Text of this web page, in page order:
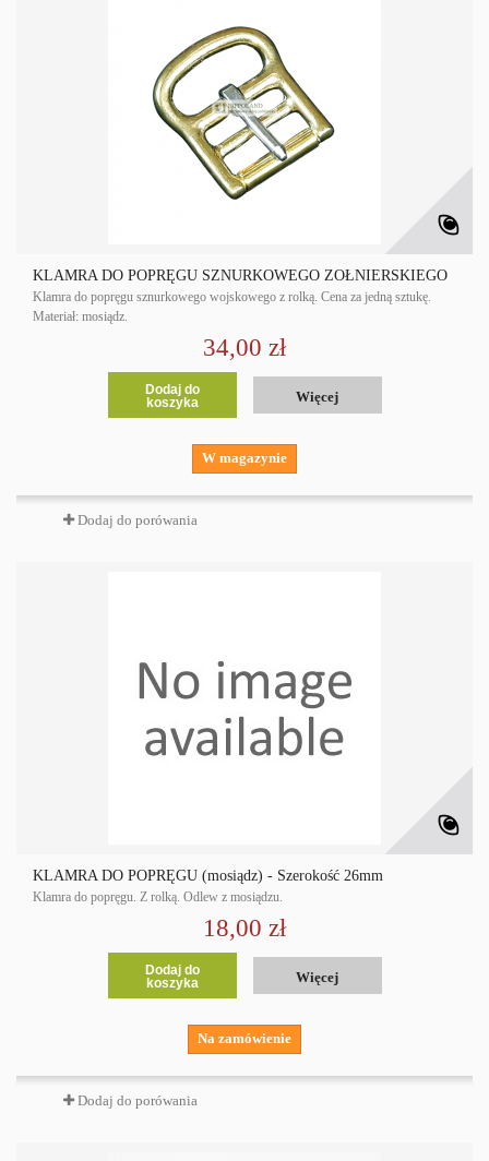
KLAMRA DO POPRĘGU SZNURKOWEGO ŻOŁNIERSKIEGO
Klamra do popręgu sznurkowego wojskowego z rolką. Cena za jedną sztukę.
Materiał: mosiądz.
34,00 zł
Dodaj do
koszyka
Więcej
W magazynie
Dodaj do porówania
KLAMRA DO POPRĘGU (mosiądz) - Szerokość 26mm
Klamra do popręgu. Z rolką. Odlew z mosiądzu.
18,00 zł
Dodaj do
koszyka
Więcej
Na zamówienie
Dodaj do porówania